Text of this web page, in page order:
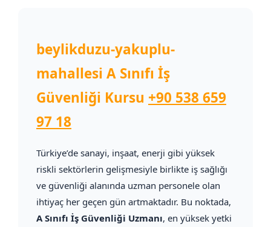
beylikduzu-yakuplu-
mahallesi A Sınıfı İş
Güvenliği Kursu +90 538 659
97 18
Türkiye’de sanayi, inşaat, enerji gibi yüksek
riskli sektörlerin gelişmesiyle birlikte iş sağlığı
ve güvenliği alanında uzman personele olan
ihtiyaç her geçen gün artmaktadır. Bu noktada,
A Sınıfı İş Güvenliği Uzmanı, en yüksek yetki